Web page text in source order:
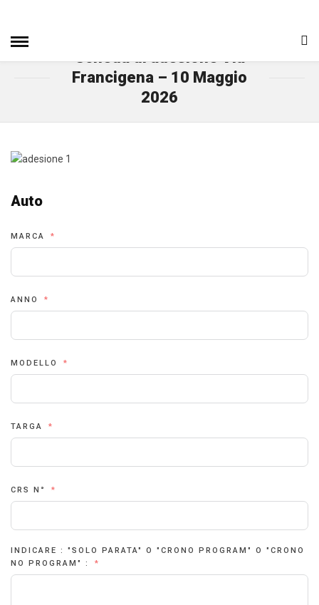
Scheda di adesione Via
Francigena – 10 Maggio
2026
Auto
MARCA
ANNO
MODELLO
TARGA
CRS N°
INDICARE : "SOLO PARATA" O "CRONO PROGRAM" O "CRONO
NO PROGRAM" :